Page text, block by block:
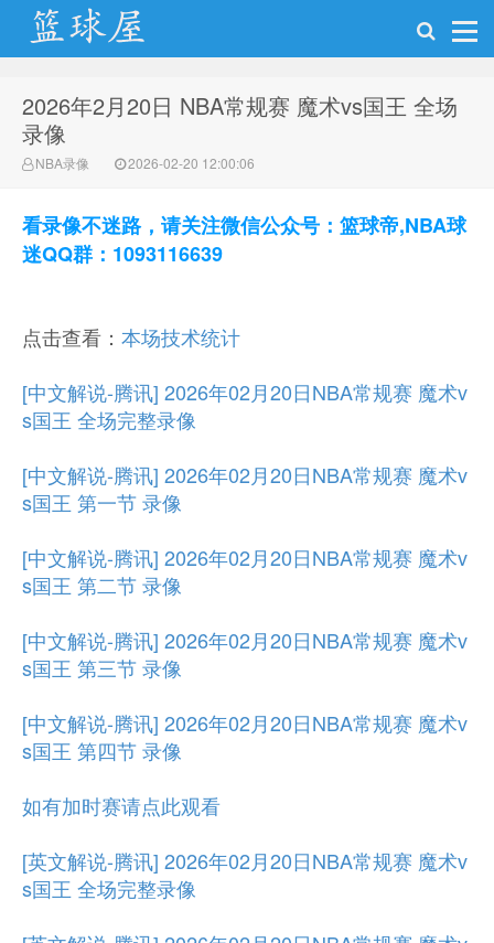
NBA录像网
2026年2月20日 NBA常规赛 魔术vs国王 全场
录像
NBA录像 2026-02-20 12:00:06
看录像不迷路，请关注微信公众号：篮球帝,NBA球
迷QQ群：1093116639
点击查看： 本场技术统计
[中文解说-腾讯] 2026年02月20日NBA常规赛 魔术v
s国王 全场完整录像
[中文解说-腾讯] 2026年02月20日NBA常规赛 魔术v
s国王 第一节 录像
[中文解说-腾讯] 2026年02月20日NBA常规赛 魔术v
s国王 第二节 录像
[中文解说-腾讯] 2026年02月20日NBA常规赛 魔术v
s国王 第三节 录像
[中文解说-腾讯] 2026年02月20日NBA常规赛 魔术v
s国王 第四节 录像
如有加时赛请点此观看
[英文解说-腾讯] 2026年02月20日NBA常规赛 魔术v
s国王 全场完整录像